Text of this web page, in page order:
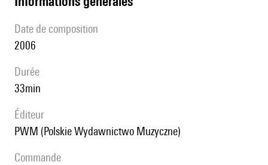
date de composition
2006
durée
33min
éditeur
PWM (Polskie Wydawnictwo Muzyczne)
Commande